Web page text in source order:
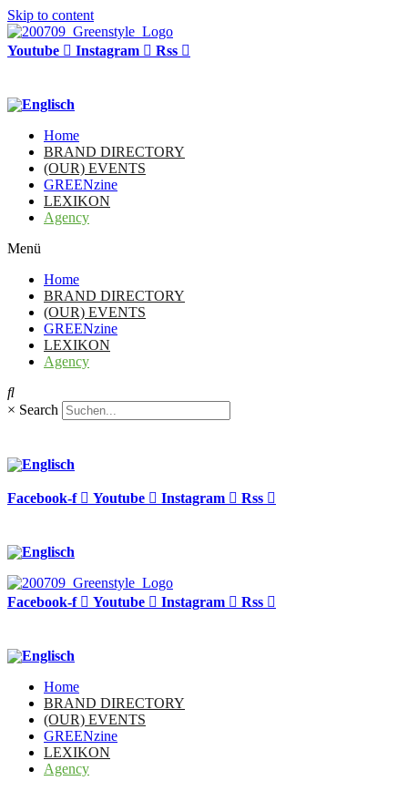
Skip to content
Youtube Instagram Rss
Home
BRAND DIRECTORY
(OUR) EVENTS
GREENzine
LEXIKON
Agency
Menü
Home
BRAND DIRECTORY
(OUR) EVENTS
GREENzine
LEXIKON
Agency
× Search
Facebook-f Youtube Instagram Rss
Facebook-f Youtube Instagram Rss
Home
BRAND DIRECTORY
(OUR) EVENTS
GREENzine
LEXIKON
Agency